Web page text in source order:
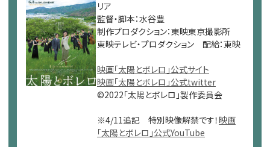
リア
監督・脚本：水谷豊
制作プロダクション：東映東京撮影所
東映テレビ・プロダクション 配給：東映
映画「太陽とボレロ」公式サイト
映画「太陽とボレロ」公式twitter
©2022「太陽とボレロ」製作委員会
※4/11追記 特別映像解禁です！映画
「太陽とボレロ」公式YouTube